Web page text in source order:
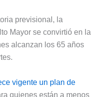
previsional, la
Mayor se convirtió en la
alcanzan los 65 años
vigente un plan de
quienes están a menos